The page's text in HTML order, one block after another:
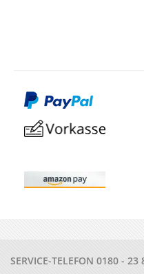
SERVICE-TELEFON 0180 - 23